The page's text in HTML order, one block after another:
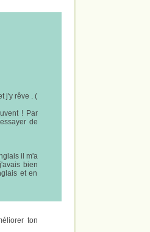
j'y rêve . (
! Par
de
il m'a
bien
et en
ton